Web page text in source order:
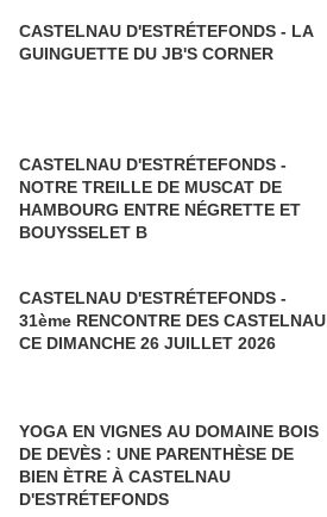
CASTELNAU D'ESTRÉTEFONDS - LA
GUINGUETTE DU JB'S CORNER
CASTELNAU D'ESTRÉTEFONDS -
NOTRE TREILLE DE MUSCAT DE
HAMBOURG ENTRE NÉGRETTE ET
BOUYSSELET B
CASTELNAU D'ESTRÉTEFONDS -
31ème RENCONTRE DES CASTELNAU
CE DIMANCHE 26 JUILLET 2026
YOGA EN VIGNES AU DOMAINE BOIS
DE DEVÈS : UNE PARENTHÈSE DE
BIEN ÈTRE À CASTELNAU
D'ESTRÉTEFONDS